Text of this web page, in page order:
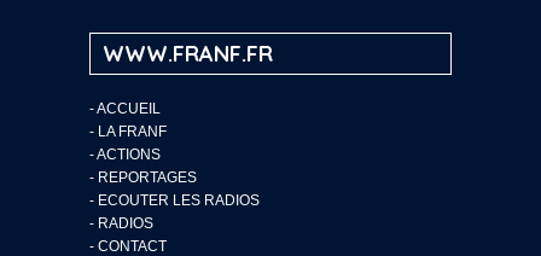
WWW.FRANF.FR
-ACCUEIL
- LA FRANF
-ACTIONS
- REPORTAGES
- ECOUTER LES RADIOS
- RADIOS
- CONTACT